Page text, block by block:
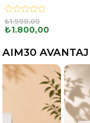
₺1.800,00
₺1.990,00
AIM30